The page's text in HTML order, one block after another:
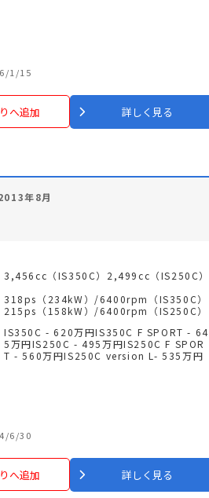
1/15
へ追加 詳しく見る
年8月
3,456cc（IS350C）2,499cc（IS250C）
318ps（234kW）/6400rpm（IS350C）
215ps（158kW）/6400rpm（IS250C）
IS350C - 620万円IS350C F SPORT - 64
5万円IS250C - 495万円IS250C F SPOR
T - 560万円IS250C version L- 535万円
6/30
へ追加 詳しく見る